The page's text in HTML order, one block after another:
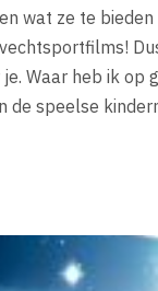
wat ze te
Waar heb ik
de speelse